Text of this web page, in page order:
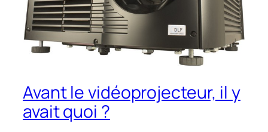
Avant le vidéoprojecteur, il y
avait quoi ?